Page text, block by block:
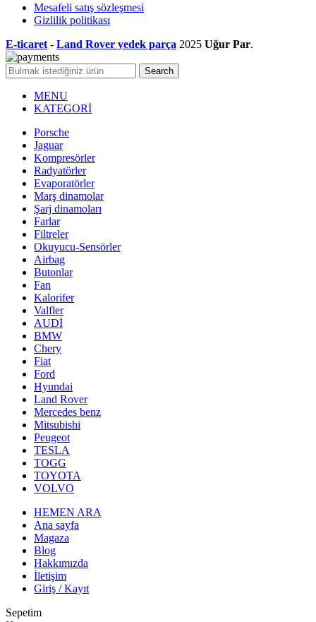
Mesafeli satış sözleşmesi
Gizlilik politikası
E-ticaret - Land Rover yedek parça 2025 Uğur Par.
Search
MENU
KATEGORİ
Porsche
Jaguar
Kompresörler
Radyatörler
Evaporatörler
Marş dinamolar
Şarj dinamoları
Farlar
Filtreler
Okuyucu-Sensörler
Airbag
Butonlar
Fan
Kalorifer
Valfler
AUDİ
BMW
Chery
Fiat
Ford
Hyundai
Land Rover
Mercedes benz
Mitsubishi
Peugeot
TESLA
TOGG
TOYOTA
VOLVO
HEMEN ARA
Ana sayfa
Magaza
Blog
Hakkımızda
İletişim
Giriş / Kayıt
Sepetim